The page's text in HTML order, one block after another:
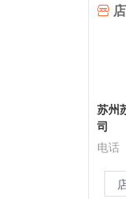
苏州
司
电话